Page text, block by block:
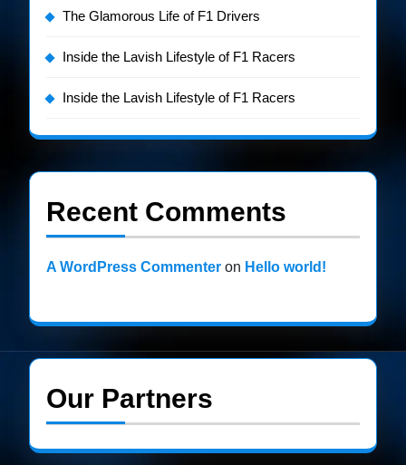
The Glamorous Life of F1 Drivers
Inside the Lavish Lifestyle of F1 Racers
Inside the Lavish Lifestyle of F1 Racers
Recent Comments
A WordPress Commenter on Hello world!
Our Partners